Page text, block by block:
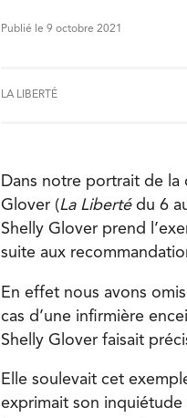
Publié le 9 octobre 2021
LA LIBERTÉ
Dans notre portrait de la
Glover (La Libertédu 6
Shelly Glover prend
suite aux
En effet nous avons
cas d’une infirmière
Shelly Glover faisait
Elle soulevait cet
exprimait son